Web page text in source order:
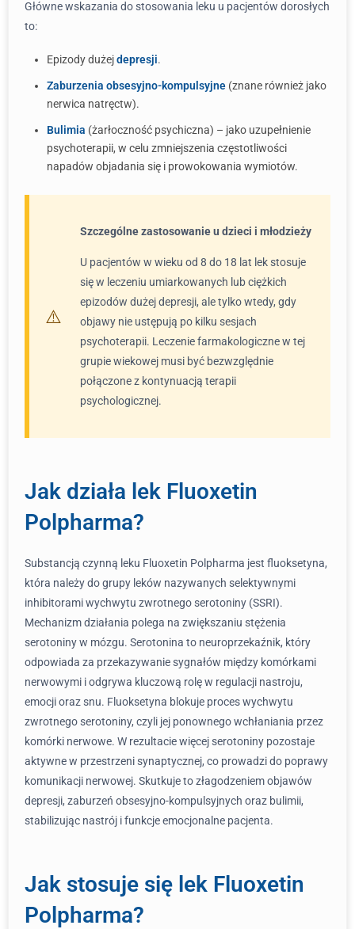
Główne wskazania do stosowania leku u pacjentów dorosłych
to:
Epizody dużejdepresji.
Zaburzenia obsesyjno-kompulsyjne (znane również jako
nerwica natręctw).
Bulimia (żarłoczność psychiczna) – jako uzupełnienie
psychoterapii, w celu zmniejszenia częstotliwości
napadów objadania się i prowokowania wymiotów.
Szczególne zastosowanie u dzieci i młodzieży
U pacjentów w wieku od 8 do 18 lat lek stosuje
się w leczeniu umiarkowanych lub ciężkich
epizodów dużej depresji, ale tylko wtedy, gdy
objawy nie ustępują po kilku sesjach
psychoterapii. Leczenie farmakologiczne w tej
grupie wiekowej musi być bezwzględnie
połączone z kontynuacją terapii
psychologicznej.
Jak działa lek Fluoxetin
Polpharma?
Substancją czynną leku Fluoxetin Polpharma jest fluoksetyna,
która należy do grupy leków nazywanych selektywnymi
inhibitorami wychwytu zwrotnego serotoniny (SSRI).
Mechanizm działania polega na zwiększaniu stężenia
serotoniny w mózgu. Serotonina to neuroprzekaźnik, który
odpowiada za przekazywanie sygnałów między komórkami
nerwowymi i odgrywa kluczową rolę w regulacji nastroju,
emocji oraz snu. Fluoksetyna blokuje proces wychwytu
zwrotnego serotoniny, czyli jej ponownego wchłaniania przez
komórki nerwowe. W rezultacie więcej serotoniny pozostaje
aktywne w przestrzeni synaptycznej, co prowadzi do poprawy
komunikacji nerwowej. Skutkuje to złagodzeniem objawów
depresji, zaburzeń obsesyjno-kompulsyjnych oraz bulimii,
stabilizując nastrój i funkcje emocjonalne pacjenta.
Jak stosuje się lek Fluoxetin
Polpharma?